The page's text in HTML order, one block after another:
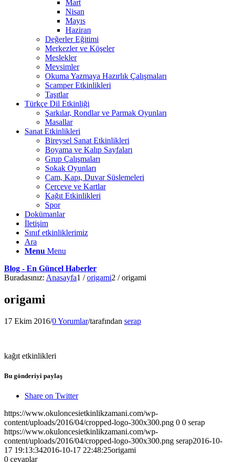
Mart
Nisan
Mayıs
Haziran
Değerler Eğitimi
Merkezler ve Köşeler
Meslekler
Mevsimler
Okuma Yazmaya Hazırlık Çalışmaları
Scamper Etkinlikleri
Taşıtlar
Türkçe Dil Etkinliği
Şarkılar, Rondlar ve Parmak Oyunları
Masallar
Sanat Etkinlikleri
Bireysel Sanat Etkinlikleri
Boyama ve Kalıp Sayfaları
Grup Çalışmaları
Sokak Oyunları
Cam, Kapı, Duvar Süslemeleri
Çerçeve ve Kartlar
Kağıt Etkinlikleri
Spor
Dokümanlar
İletişim
Sınıf etkinliklerimiz
Ara
Menu Menu
Blog - En Güncel Haberler
Buradasınız: Anasayfa1 / origami2 / origami
origami
17 Ekim 2016/0 Yorumlar/tarafından serap
kağıt etkinlikleri
Bu gönderiyi paylaş
Share on Twitter
https://www.okuloncesietkinlikzamani.com/wp-
content/uploads/2016/04/cropped-logo-300x300.png 0 0 serap
https://www.okuloncesietkinlikzamani.com/wp-
content/uploads/2016/04/cropped-logo-300x300.png serap2016-10-
17 19:13:342016-10-17 22:48:25origami
0 cevaplar